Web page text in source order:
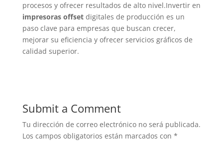
procesos y ofrecer resultados de alto nivel.Invertir en
impresoras offsetdigitales de producción es un
paso clave para empresas que buscan crecer,
mejorar su eficiencia y ofrecer servicios gráficos de
calidad superior.
Submit a Comment
Tu dirección de correo electrónico no será publicada.
Los campos obligatorios están marcados con *